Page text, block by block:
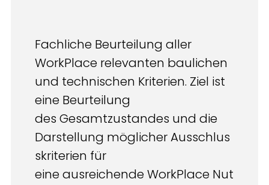
Fachliche Beurteilung aller
WorkPlace relevanten baulichen
und technischen Kriterien.​ Ziel ist
eine Beurteilung
des Gesamtzustandes und die
Darstellung möglicher Ausschlus
skriterien für
eine ausreichende WorkPlace Nut